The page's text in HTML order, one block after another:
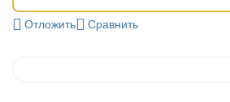
Отложить Сравнить